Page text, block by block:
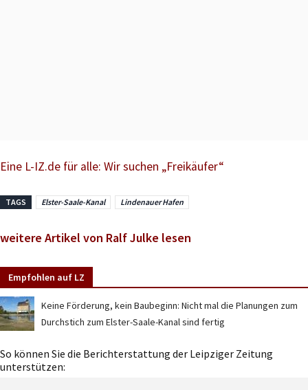
Eine L-IZ.de für alle: Wir suchen „Freikäufer“
TAGS Elster-Saale-Kanal Lindenauer Hafen
weitere Artikel von Ralf Julke lesen
Empfohlen auf LZ
Keine Förderung, kein Baubeginn: Nicht mal die Planungen zum
Durchstich zum Elster-Saale-Kanal sind fertig
So können Sie die Berichterstattung der Leipziger Zeitung
unterstützen: